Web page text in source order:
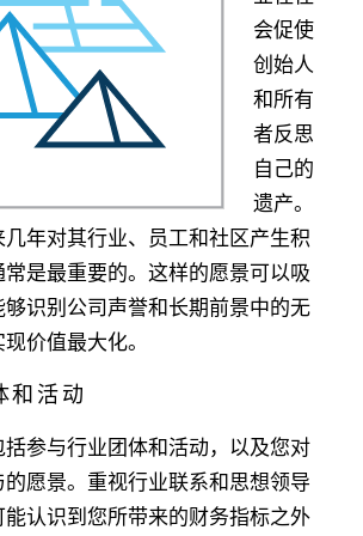
会促使
创始人
和所有
者反思
自己的
遗产。
年对其行业、员工和社区产生积
是最重要的。这样的愿景可以吸
识别公司声誉和长期前景中的无
价值最大化。
和活动
参与行业团体和活动，以及您对
愿景。重视行业联系和思想领导
认识到您所带来的财务指标之外